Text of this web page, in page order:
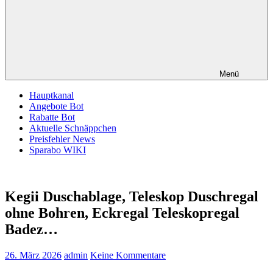
Menü
Hauptkanal
Angebote Bot
Rabatte Bot
Aktuelle Schnäppchen
Preisfehler News
Sparabo WIKI
Kegii Duschablage, Teleskop Duschregal
ohne Bohren, Eckregal Teleskopregal
Badez…
26. März 2026 admin Keine Kommentare